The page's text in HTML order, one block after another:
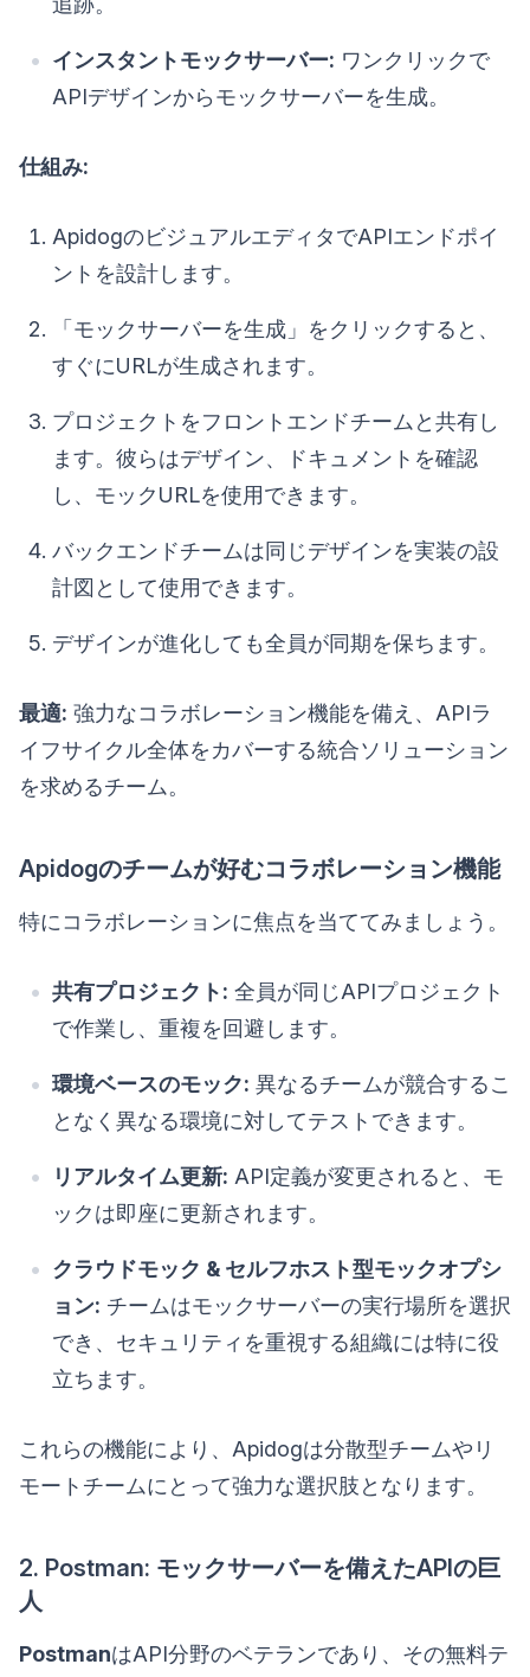
インスタントモックサーバー: ワンクリックで
APIデザインからモックサーバーを生成。
仕組み:
ApidogのビジュアルエディタでAPIエンドポイ
ントを設計します。
「モックサーバーを生成」をクリックすると、
すぐにURLが生成されます。
プロジェクトをフロントエンドチームと共有し
ます。彼らはデザイン、ドキュメントを確認
し、モックURLを使用できます。
バックエンドチームは同じデザインを実装の設
計図として使用できます。
デザインが進化しても全員が同期を保ちます。
最適: 強力なコラボレーション機能を備え、APIラ
イフサイクル全体をカバーする統合ソリューション
を求めるチーム。
Apidogのチームが好むコラボレーション機能
特にコラボレーションに焦点を当ててみましょう。
共有プロジェクト: 全員が同じAPIプロジェクト
で作業し、重複を回避します。
環境ベースのモック: 異なるチームが競合するこ
となく異なる環境に対してテストできます。
リアルタイム更新: API定義が変更されると、モ
ックは即座に更新されます。
クラウドモック & セルフホスト型モックオプシ
ョン: チームはモックサーバーの実行場所を選択
でき、セキュリティを重視する組織には特に役
立ちます。
これらの機能により、Apidogは分散型チームやリ
モートチームにとって強力な選択肢となります。
2. Postman: モックサーバーを備えたAPIの巨
人
PostmanはAPI分野のベテランであり、その無料テ